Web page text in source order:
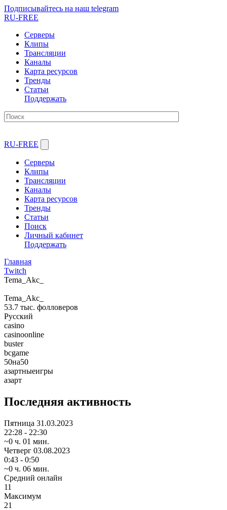
Подписывайтесь на наш telegram
RU-FREE
Серверы
Клипы
Трансляции
Каналы
Карта ресурсов
Тренды
Статьи
Поддержать
RU-FREE
Серверы
Клипы
Трансляции
Каналы
Карта ресурсов
Тренды
Статьи
Поиск
Личный кабинет
Поддержать
Главная
Twitch
Tema_Akc_
Tema_Akc_
53.7 тыс. фолловеров
Русский
casino
casinoonline
buster
bcgame
50на50
азартныеигры
азарт
Последняя активность
Пятница 31.03.2023
22:28 - 22:30
~0 ч. 01 мин.
Четверг 03.08.2023
0:43 - 0:50
~0 ч. 06 мин.
Средний онлайн
11
Максимум
21